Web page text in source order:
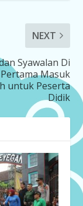
NEXT
Syawalan Di
Masuk
untuk Peserta
Didik